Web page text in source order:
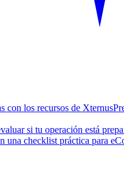
con los recursos de Xternus
si tu operación está
una checklist práctica para